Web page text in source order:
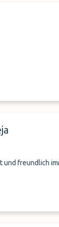
und freundlich